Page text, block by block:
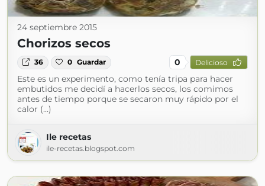
24 septiembre 2015
Chorizos secos
36 0 Guardar 0 Delicioso
Este es un experimento, como tenía tripa para hacer
embutidos me decidí a hacerlos secos, los comimos
antes de tiempo porque se secaron muy rápido por el
calor (...)
Ile recetas
ile-recetas.blogspot.com